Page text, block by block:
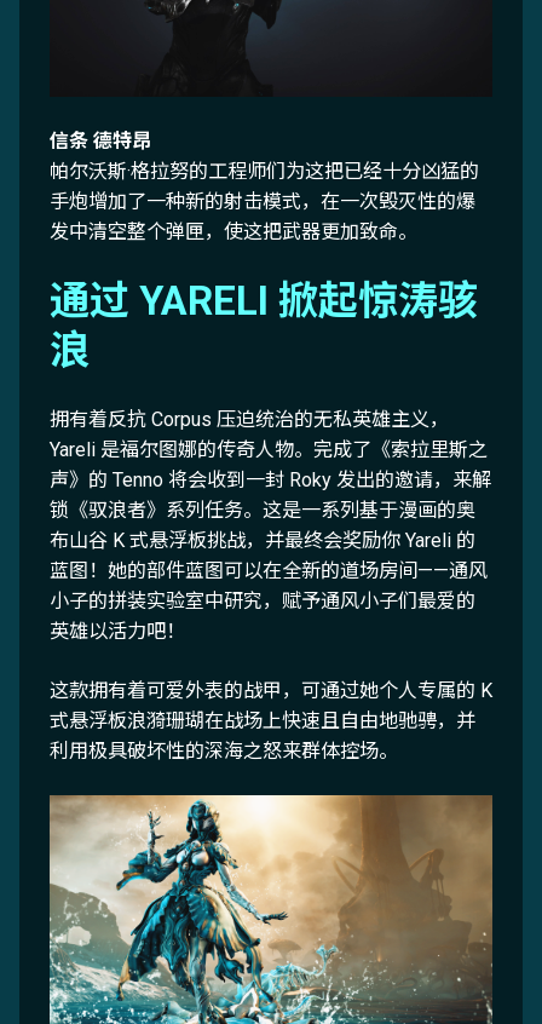
信条 德特昂
帕尔沃斯·格拉努的工程师们为这把已经十分凶猛的
手炮增加了一种新的射击模式，在一次毁灭性的爆
发中清空整个弹匣，使这把武器更加致命。
通过 YARELI 掀起惊涛骇
浪
拥有着反抗 Corpus 压迫统治的无私英雄主义，
Yareli 是福尔图娜的传奇人物。完成了《索拉里斯之
声》的 Tenno 将会收到一封 Roky 发出的邀请，来解
锁《驭浪者》系列任务。这是一系列基于漫画的奥
布山谷 K 式悬浮板挑战，并最终会奖励你 Yareli 的
蓝图！她的部件蓝图可以在全新的道场房间——通风
小子的拼装实验室中研究，赋予通风小子们最爱的
英雄以活力吧！
这款拥有着可爱外表的战甲，可通过她个人专属的 K
式悬浮板浪漪珊瑚在战场上快速且自由地驰骋，并
利用极具破坏性的深海之怒来群体控场。